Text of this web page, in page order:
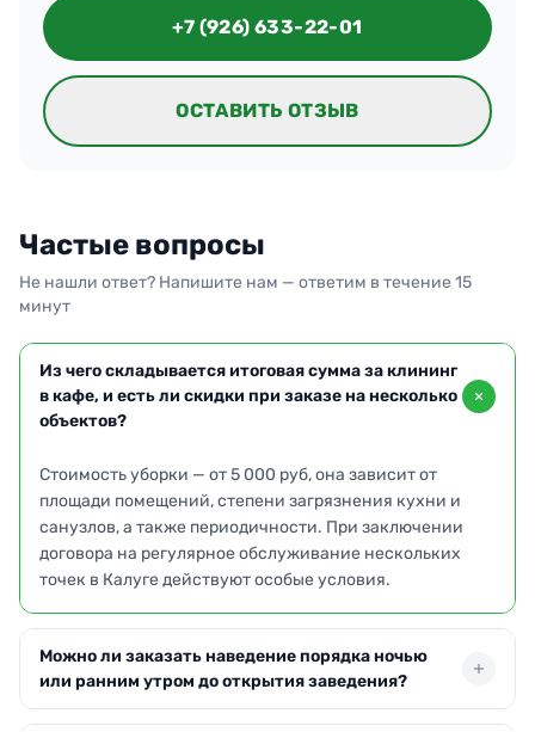
+7 (926) 633-22-01
ОСТАВИТЬ ОТЗЫВ
Частые вопросы
Не нашли ответ? Напишите нам — ответим в течение 15
минут
Из чего складывается итоговая сумма за клининг
в кафе, и есть ли скидки при заказе на несколько
объектов?
Стоимость уборки — от 5 000 руб, она зависит от
площади помещений, степени загрязнения кухни и
санузлов, а также периодичности. При заключении
договора на регулярное обслуживание нескольких
точек в Калуге действуют особые условия.
Можно ли заказать наведение порядка ночью
или ранним утром до открытия заведения?